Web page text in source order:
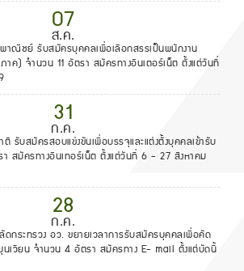
07
ส.ค.
พาณิชย์ รับสมัครบุคคลเพื่อเลือกสรรเป็นพนักงาน
ค) จำนวน 11 อัตรา สมัครทางอินเตอร์เน็ต ตั้งแต่วันที่
31
ก.ค.
ติ รับสมัครสอบแข่งขันเพื่อบรรจุและแต่งตั้งบุคคลเข้ารับ
สมัครทางอินเทอร์เน็ต ตั้งแต่วันที่ 6 - 27 สิงหาคม
28
ก.ค.
ดกระทรวง อว. ขยายเวลาการรับสมัครบุคคลเพื่อคัด
นเวียน จำนวน 4 อัตรา สมัครทาง E- mail ตั้งแต่บัดนี้